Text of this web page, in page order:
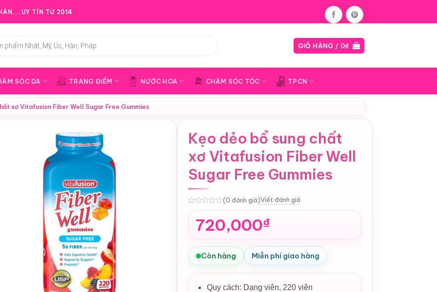
TÍN TỪ 2014
GIỎ HÀNG / 0₫
SÓC DA TRANG ĐIỂM NƯỚC HOA CHĂM SÓC TÓC TPCN
xơ Vitafusion Fiber Well Sugar Free Gummies
Kẹo dẻo bổ sung chất
xơ Vitafusion Fiber Well
Sugar Free Gummies
(0 đánh giá)Viết đánh giá
720,000₫
Còn hàng Miễn phí giao hàng
Quy cách: Dạng viên, 220 viên